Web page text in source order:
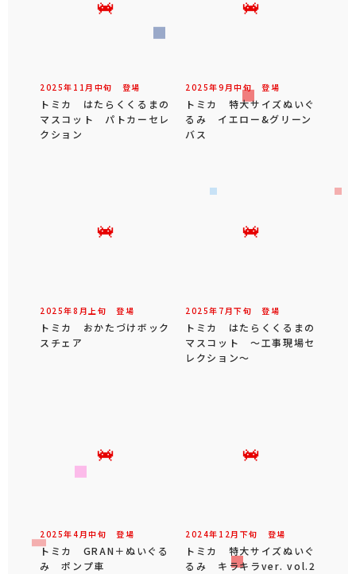
2025年 11 月 中旬 登場
トミカ はたらくくるまの
マスコット パトカーセレ
クション
2025年9 月中旬登場
トミカ 特大サイズぬいぐ
るみ イエロー&グリーン
バス
2025年8 月 上旬 登場
トミカ おかたづけボック
スチェア
2025年 7 月下旬 登場
トミカ はたらくくるまの
マスコット ～工事現場セ
レクション～
2025年4 月中旬 登場
トミカ GRAN＋ぬいぐる
み ポンプ車
2024年 12 月 下旬 登場
トミカ 特大サイズぬいぐ
るみ キラキラver. vol.2